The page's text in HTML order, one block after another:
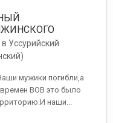
Уссурийский
мужики погибли,а
ВОВ это было
наши...